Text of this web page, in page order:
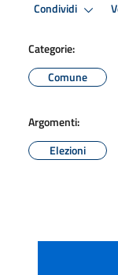
Condividi
Categorie:
Comune
Argomenti:
Elezioni